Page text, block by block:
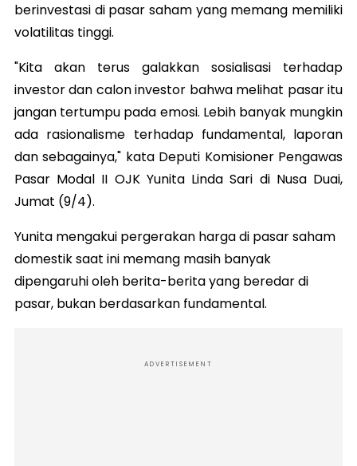
berinvestasi di pasar saham yang memang memiliki
volatilitas tinggi.
"Kita akan terus galakkan sosialisasi terhadap
investor dan calon investor bahwa melihat pasar itu
jangan tertumpu pada emosi. Lebih banyak mungkin
ada rasionalisme terhadap fundamental, laporan
dan sebagainya," kata Deputi Komisioner Pengawas
Pasar Modal II OJK Yunita Linda Sari di Nusa Duai,
Jumat (9/4).
Yunita mengakui pergerakan harga di pasar saham
domestik saat ini memang masih banyak
dipengaruhi oleh berita-berita yang beredar di
pasar, bukan berdasarkan fundamental.
ADVERTISEMENT